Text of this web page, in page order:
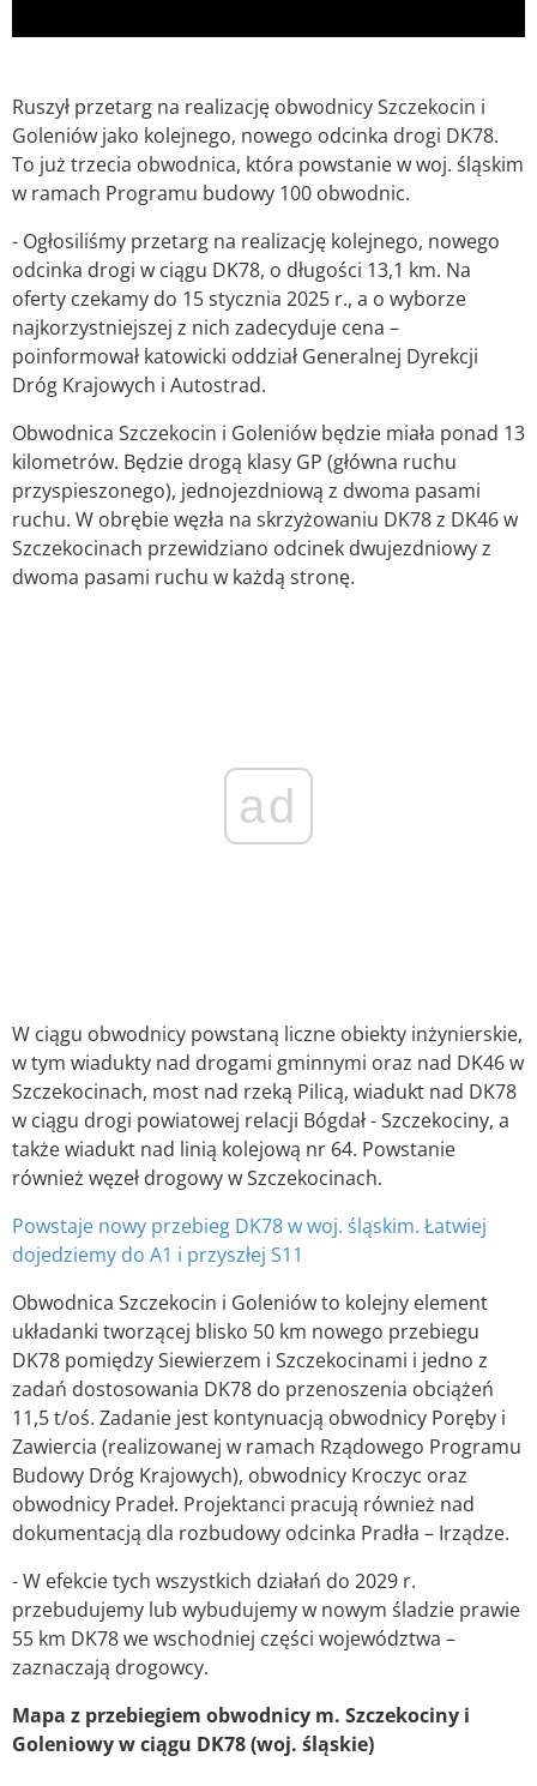
Ruszył przetarg na realizację obwodnicy Szczekocin i
Goleniów jako kolejnego, nowego odcinka drogi DK78.
To już trzecia obwodnica, która powstanie w woj. śląskim
w ramach Programu budowy 100 obwodnic.
- Ogłosiliśmy przetarg na realizację kolejnego, nowego
odcinka drogi w ciągu DK78, o długości 13,1 km. Na
oferty czekamy do 15 stycznia 2025 r., a o wyborze
najkorzystniejszej z nich zadecyduje cena –
poinformował katowicki oddział Generalnej Dyrekcji
Dróg Krajowych i Autostrad.
Obwodnica Szczekocin i Goleniów będzie miała ponad 13
kilometrów. Będzie drogą klasy GP (główna ruchu
przyspieszonego), jednojezdniową z dwoma pasami
ruchu. W obrębie węzła na skrzyżowaniu DK78 z DK46 w
Szczekocinach przewidziano odcinek dwujezdniowy z
dwoma pasami ruchu w każdą stronę.
ad
W ciągu obwodnicy powstaną liczne obiekty inżynierskie,
w tym wiadukty nad drogami gminnymi oraz nad DK46 w
Szczekocinach, most nad rzeką Pilicą, wiadukt nad DK78
w ciągu drogi powiatowej relacji Bógdał - Szczekociny, a
także wiadukt nad linią kolejową nr 64. Powstanie
również węzeł drogowy w Szczekocinach.
Powstaje nowy przebieg DK78 w woj. śląskim. Łatwiej
dojedziemy do A1 i przyszłej S11
Obwodnica Szczekocin i Goleniów to kolejny element
układanki tworzącej blisko 50 km nowego przebiegu
DK78 pomiędzy Siewierzem i Szczekocinami i jedno z
zadań dostosowania DK78 do przenoszenia obciążeń
11,5 t/oś. Zadanie jest kontynuacją obwodnicy Poręby i
Zawiercia (realizowanej w ramach Rządowego Programu
Budowy Dróg Krajowych), obwodnicy Kroczyc oraz
obwodnicy Pradeł. Projektanci pracują również nad
dokumentacją dla rozbudowy odcinka Pradła – Irządze.
- W efekcie tych wszystkich działań do 2029 r.
przebudujemy lub wybudujemy w nowym śladzie prawie
55 km DK78 we wschodniej części województwa –
zaznaczają drogowcy.
Mapa z przebiegiem obwodnicy m. Szczekociny i
Goleniowy w ciągu DK78 (woj. śląskie)